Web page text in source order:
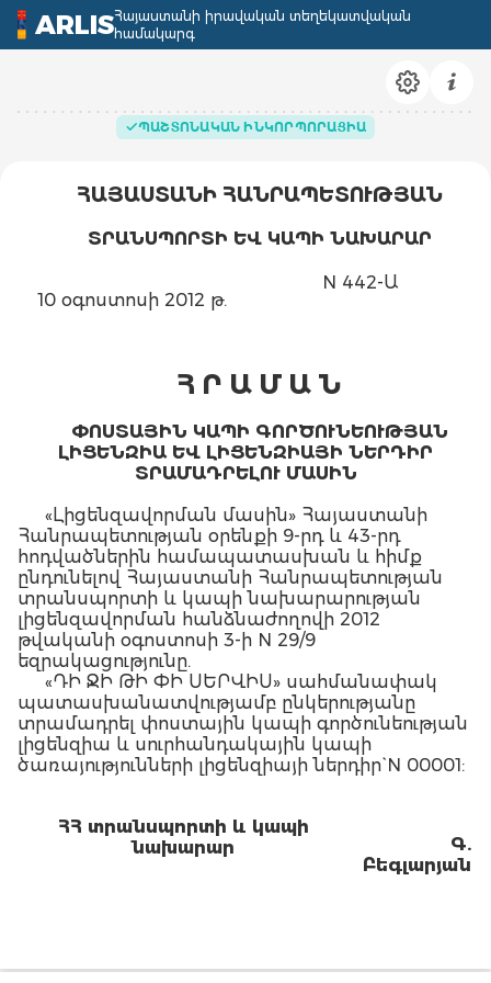
ARLISՀայաստանի իրավական տեղեկատվական
համակարգ
ՊԱՇՏՈՆԱԿԱՆ ԻՆԿՈՐՊՈՐԱՑԻԱ
ՀԱՅԱՍՏԱՆԻ ՀԱՆՐԱՊԵՏՈՒԹՅԱՆ
ՏՐԱՆՍՊՈՐՏԻ ԵՎ ԿԱՊԻ ՆԱԽԱՐԱՐ
10 օգոստոսի 2012 թ.
N 442-Ա
Հ Ր Ա Մ Ա Ն
ՓՈՍՏԱՅԻՆ ԿԱՊԻ ԳՈՐԾՈՒՆԵՈՒԹՅԱՆ
ԼԻՑԵՆԶԻԱ ԵՎ ԼԻՑԵՆԶԻԱՅԻ ՆԵՐԴԻՐ
ՏՐԱՄԱԴՐԵԼՈՒ ՄԱՍԻՆ
«Լիցենզավորման մասին» Հայաստանի
Հանրապետության օրենքի 9-րդ և 43-րդ
հոդվածներին համապատասխան և հիմք
ընդունելով Հայաստանի Հանրապետության
տրանսպորտի և կապի նախարարության
լիցենզավորման հանձնաժողովի 2012
թվականի օգոստոսի 3-ի N 29/9
եզրակացությունը.
«ԴԻ ՋԻ ԹԻ ՓԻ ՍԵՐՎԻՍ» սահմանափակ
պատասխանատվությամբ ընկերությանը
տրամադրել փոստային կապի գործունեության
լիցենզիա և սուրհանդակային կապի
ծառայությունների լիցենզիայի ներդիր` N 00001:
ՀՀ տրանսպորտի և կապի
նախարար
Գ.
Բեգլարյան